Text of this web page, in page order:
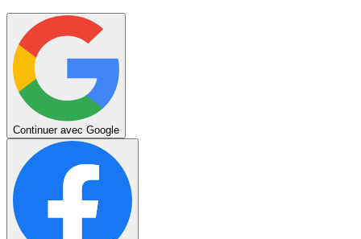
Continuer avec Google